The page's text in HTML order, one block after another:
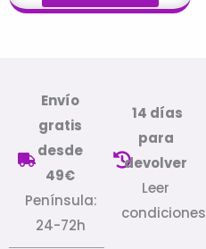
Envío
gratis
desde
49€
Península:
24-72h
14 días
para
devolver
Leer
condiciones